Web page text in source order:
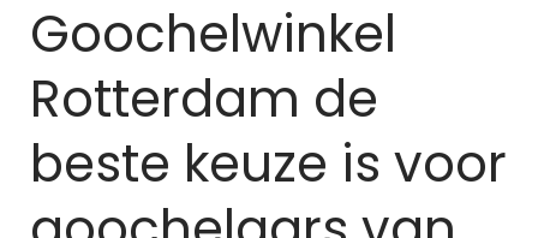
Goochelwinkel
Rotterdam de
beste keuze is voor